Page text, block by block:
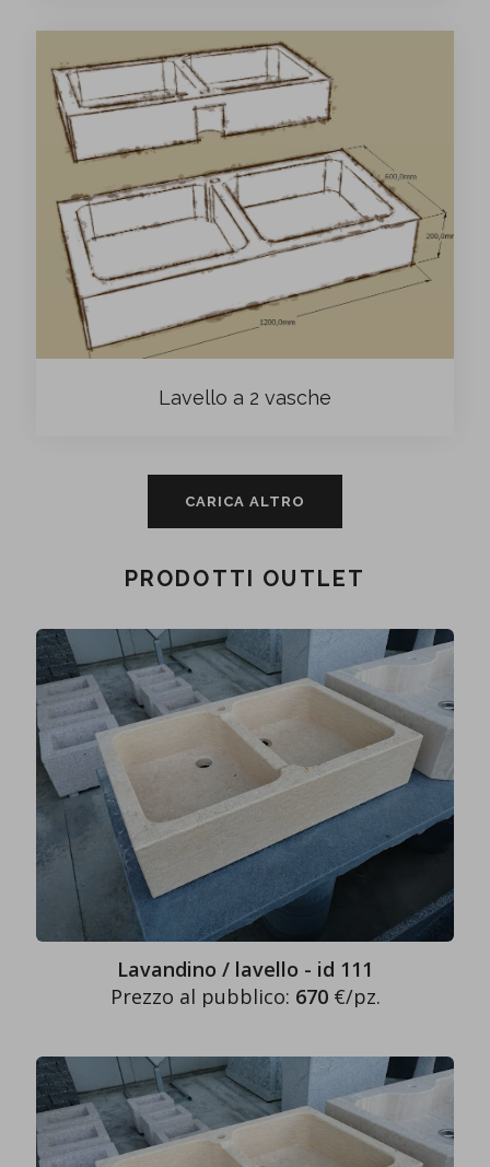
Lavello a 2 vasche
CARICA ALTRO
PRODOTTI OUTLET
Lavandino / lavello - id 111
Prezzo al pubblico: 670€/pz.